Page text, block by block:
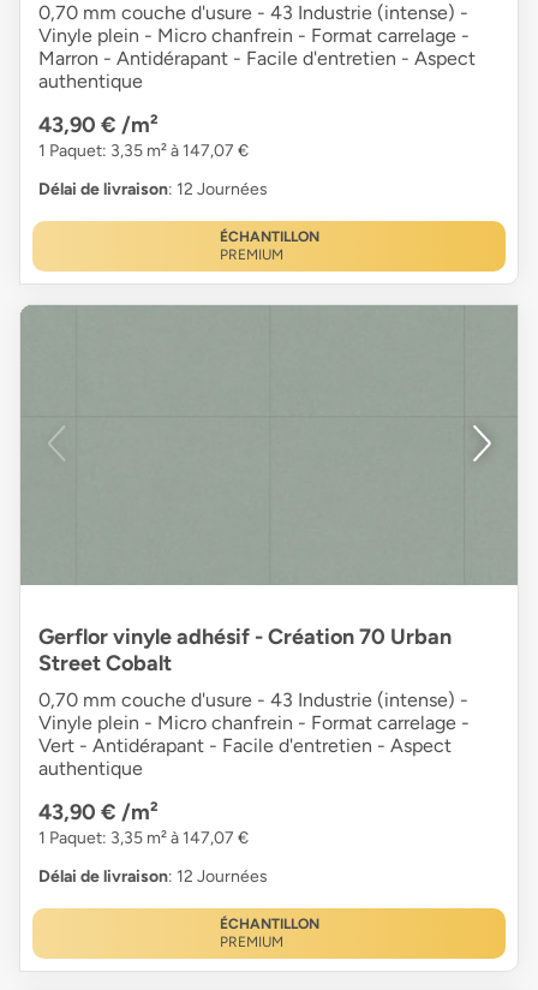
0,70 mm couche d'usure - 43 Industrie (intense) -
Vinyle plein - Micro chanfrein - Format carrelage -
Marron - Antidérapant - Facile d'entretien - Aspect
authentique
43,90 € /m²
1 Paquet: 3,35 m² à 147,07 €
Délai de livraison: 12 Journées
ÉCHANTILLON
PREMIUM
Gerflor vinyle adhésif - Création 70 Urban
Street Cobalt
0,70 mm couche d'usure - 43 Industrie (intense) -
Vinyle plein - Micro chanfrein - Format carrelage -
Vert - Antidérapant - Facile d'entretien - Aspect
authentique
43,90 € /m²
1 Paquet: 3,35 m² à 147,07 €
Délai de livraison: 12 Journées
ÉCHANTILLON
PREMIUM